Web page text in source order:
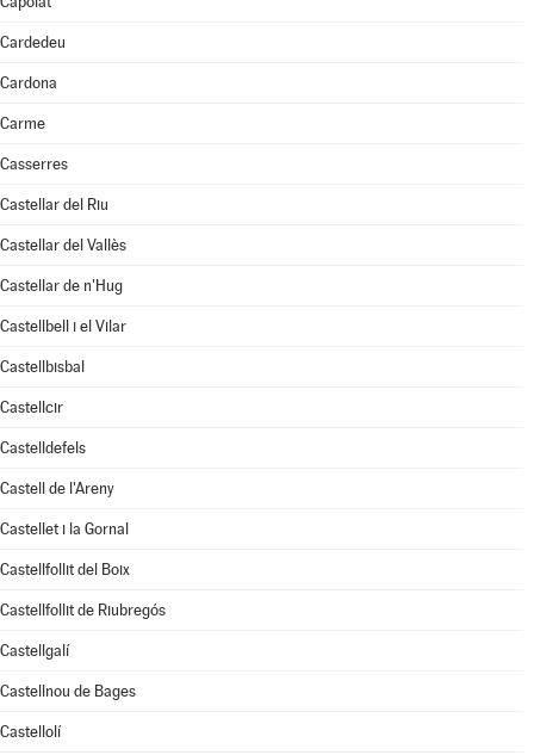
Cardedeu
Cardona
Carme
Casserres
Castellar del Riu
Castellar del Vallès
Castellar de n'Hug
Castellbell i el Vilar
Castellbisbal
Castellcir
Castelldefels
Castell de l'Areny
Castellet i la Gornal
Castellfollit del Boix
Castellfollit de Riubregós
Castellgalí
Castellnou de Bages
Castellolí